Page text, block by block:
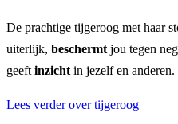
De prachtige tijgeroog met haar
uiterlijk, beschermt jou tegen
geeft inzicht in jezelf en anderen.
Lees verder over tijgeroog